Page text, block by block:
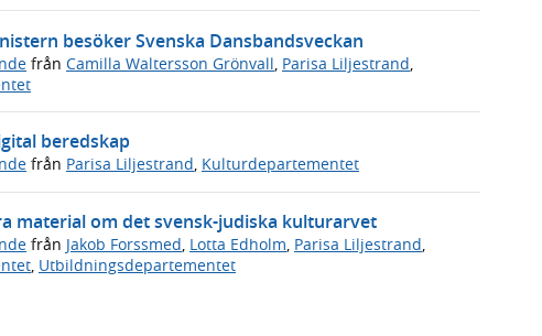
besöker Svenska Dansbandsveckan
från Camilla Waltersson Grönvall Parisa Liljestrand
beredskap
från Parisa Liljestrand, Kulturdepartementet
material om det svensk-judiska kulturarvet
från Jakob Forssmed, Lotta Edholm, Parisa Liljestrand,
, Utbildningsdepartementet